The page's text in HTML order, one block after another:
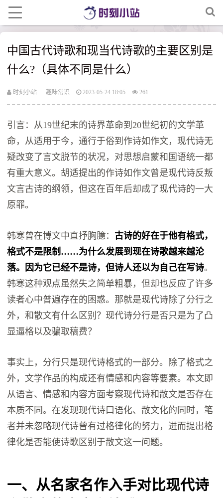
中国古代诗歌和现当代诗歌的主要区别是
什么?（具体不同是什么）
时刻小站 趣味常识 2023-05-24 18:05 261
引言：从19世纪末的诗界革命到20世纪初的文学革
命，从适用于今，通行于俗到作诗如作文，现代诗无
疑改变了言文脱节的状况，对思想启蒙和国语统一都
有重大意义。胡适提出的作诗如作文曾是现代诗反叛
文言古诗的纲领，但这在百年后却成了现代诗的一大
原罪。
韩寒曾在博文中直抒胸臆： 古诗的好在于他有格式，
格式不是限制……为什么发展到现在诗歌越来越沦
落。因为它已经不是诗，但诗人还以为自己在写诗。
韩寒这种观点虽然失之简单粗暴，但却也反应了许多
读者心中普遍存在的困惑。那就是现代诗除了分行之
外，和散文有什么区别？现代诗分行是否只是为了凸
显逼格以及骗取稿费？
事实上，分行只是现代诗格式的一部分。除了格式之
外，文学作品的构成还有情感和内容等要素。本文即
从语言、情感和内容方面考察现代诗和散文是否存在
本质不同。在发现现代诗口语化、散文化的同时，笔
者并未忽略现代诗曾有过格律化的努力，进而提出格
律化是否能使诗歌区别于散文这一问题。
一、从名家名作入手对比现代诗